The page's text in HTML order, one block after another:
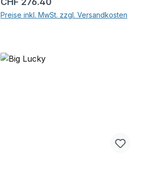
Preise inkl. MwSt. zzgl. Versandkosten